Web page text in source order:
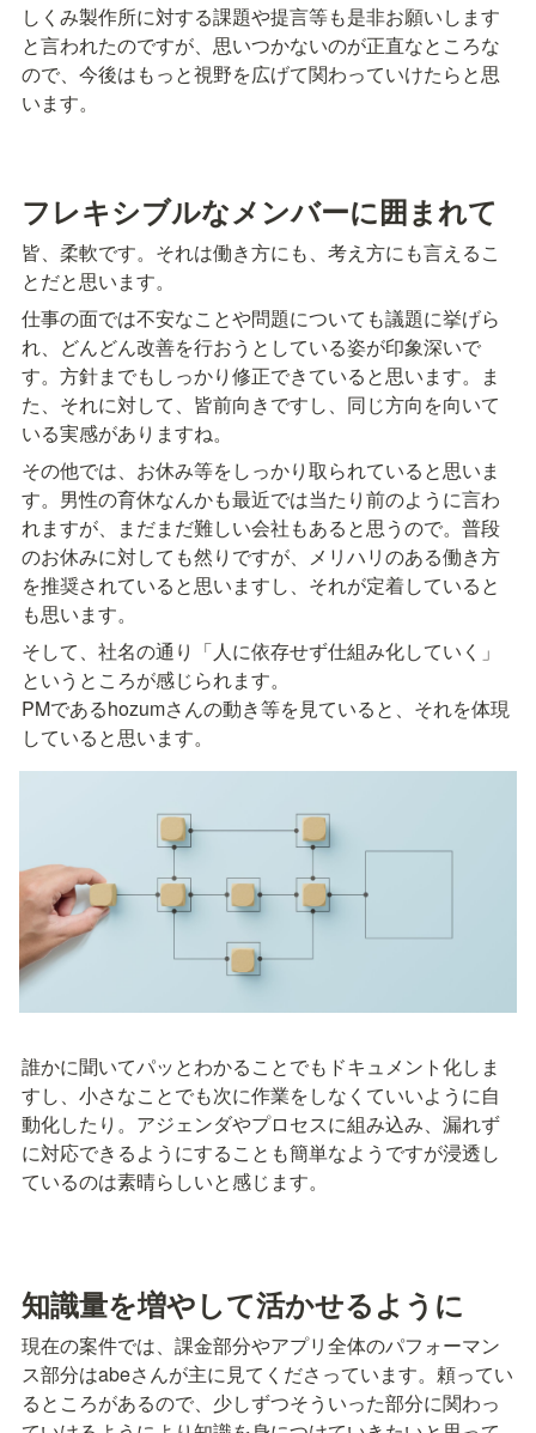
しくみ製作所に対する課題や提言等も是非お願いします
と言われたのですが、思いつかないのが正直なところな
ので、今後はもっと視野を広げて関わっていけたらと思
います。
フレキシブルなメンバーに囲まれて
皆、柔軟です。それは働き方にも、考え方にも言えるこ
とだと思います。
仕事の面では不安なことや問題についても議題に挙げら
れ、どんどん改善を行おうとしている姿が印象深いで
す。方針までもしっかり修正できていると思います。ま
た、それに対して、皆前向きですし、同じ方向を向いて
いる実感がありますね。
その他では、お休み等をしっかり取られていると思いま
す。男性の育休なんかも最近では当たり前のように言わ
れますが、まだまだ難しい会社もあると思うので。普段
のお休みに対しても然りですが、メリハリのある働き方
を推奨されていると思いますし、それが定着していると
も思います。
そして、社名の通り「人に依存せず仕組み化していく」
というところが感じられます。
PMであるhozumさんの動き等を見ていると、それを体現
していると思います。
誰かに聞いてパッとわかることでもドキュメント化しま
すし、小さなことでも次に作業をしなくていいように自
動化したり。アジェンダやプロセスに組み込み、漏れず
に対応できるようにすることも簡単なようですが浸透し
ているのは素晴らしいと感じます。
知識量を増やして活かせるように
現在の案件では、課金部分やアプリ全体のパフォーマン
ス部分はabeさんが主に見てくださっています。頼ってい
るところがあるので、少しずつそういった部分に関わっ